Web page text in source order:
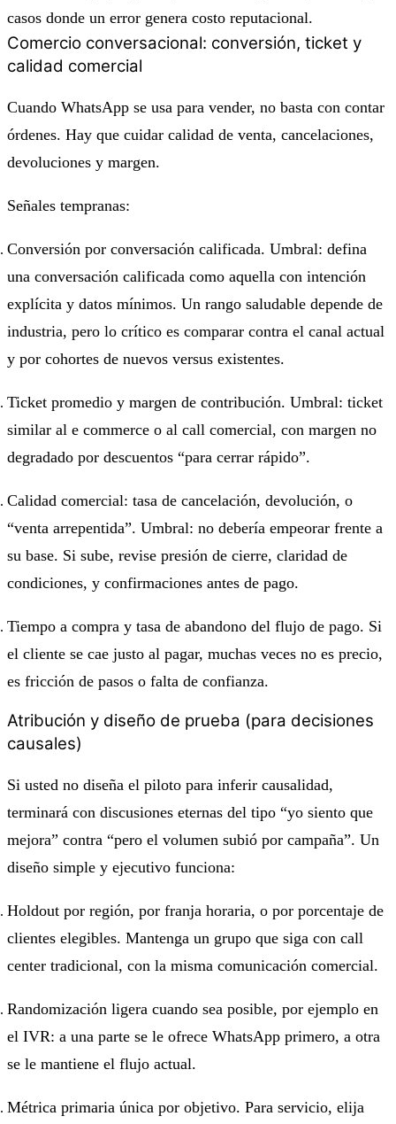
casos donde un error genera costo reputacional.
Comercio conversacional: conversión, ticket y
calidad comercial
Cuando WhatsApp se usa para vender, no basta con contar
órdenes. Hay que cuidar calidad de venta, cancelaciones,
devoluciones y margen.
Señales tempranas:
Conversión por conversación calificada. Umbral: defina
una conversación calificada como aquella con intención
explícita y datos mínimos. Un rango saludable depende de
industria, pero lo crítico es comparar contra el canal actual
y por cohortes de nuevos versus existentes.
Ticket promedio y margen de contribución. Umbral: ticket
similar al e commerce o al call comercial, con margen no
degradado por descuentos “para cerrar rápido”.
Calidad comercial: tasa de cancelación, devolución, o
“venta arrepentida”. Umbral: no debería empeorar frente a
su base. Si sube, revise presión de cierre, claridad de
condiciones, y confirmaciones antes de pago.
Tiempo a compra y tasa de abandono del flujo de pago. Si
el cliente se cae justo al pagar, muchas veces no es precio,
es fricción de pasos o falta de confianza.
Atribución y diseño de prueba (para decisiones
causales)
Si usted no diseña el piloto para inferir causalidad,
terminará con discusiones eternas del tipo “yo siento que
mejora” contra “pero el volumen subió por campaña”. Un
diseño simple y ejecutivo funciona:
Holdout por región, por franja horaria, o por porcentaje de
clientes elegibles. Mantenga un grupo que siga con call
center tradicional, con la misma comunicación comercial.
Randomización ligera cuando sea posible, por ejemplo en
el IVR: a una parte se le ofrece WhatsApp primero, a otra
se le mantiene el flujo actual.
Métrica primaria única por objetivo. Para servicio, elija